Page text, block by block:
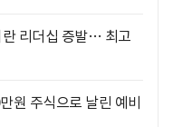
란 리더십 증발… 최고
원 주식으로 날린 예비